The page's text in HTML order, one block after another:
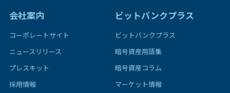
会社案内
コーポレートサイト
ニュースリリース
プレスキット
採用情報
ビットバンクプラス
ビットバンクプラス
暗号資産用語集
暗号資産コラム
マーケット情報